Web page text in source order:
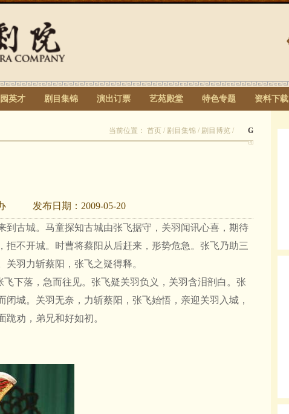
英才 剧目集锦 演出订票 艺苑殿堂 特色专题 资料下载
当前位置： 首页 / 剧目集锦 / 剧目博览 / G
发布日期： 2009-05-20
到古城。马童探知古城由张飞据守，关羽闻讯心喜，期待
拒不开城。时曹将蔡阳从后赶来，形势危急。张飞乃助三
羽力斩蔡阳，张飞之疑得释。
下落，急而往见。张飞疑关羽负义，关羽含泪剖白。张
城。关羽无奈，力斩蔡阳，张飞始悟，亲迎关羽入城，
劝，弟兄和好如初。